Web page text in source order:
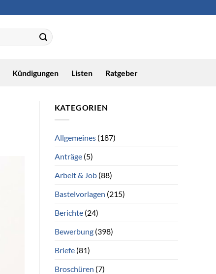
Kündigungen Listen Ratgeber
KATEGORIEN
Allgemeines(187)
Anträge(5)
Arbeit & Job(88)
Bastelvorlagen (215)
Berichte(24)
Bewerbung(398)
Briefe(81)
Broschüren (7)